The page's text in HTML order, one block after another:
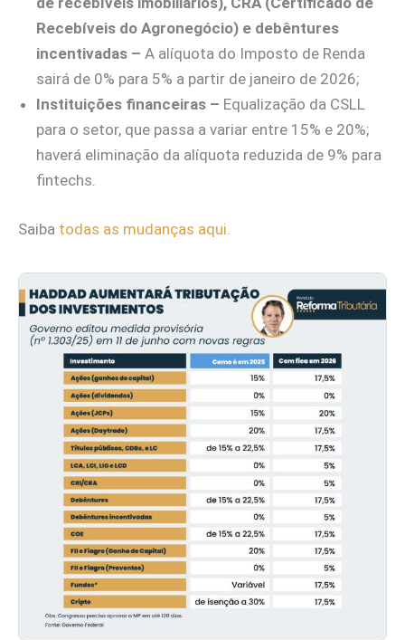
Recebíveis do Agronegócio) e debêntures
incentivadas – A alíquota do Imposto de Renda
sairá de 0% para 5% a partir de janeiro de 2026;
Instituições financeiras – Equalização da CSLL
para o setor, que passa a variar entre 15% e 20%;
haverá eliminação da alíquota reduzida de 9% para
fintechs.
Saiba todas as mudanças aqui.